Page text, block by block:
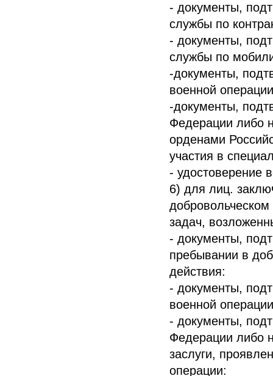
- документы,
службы по
- документы,
службы по
-документы,
военной
-документы,
Федерации либо
орденами
участия в
- удостоверение
6) для лиц.
задач,
- документы,
пребывании в
действия:
- документы,
военной
- документы,
Федерации либо
заслуги,
операции: